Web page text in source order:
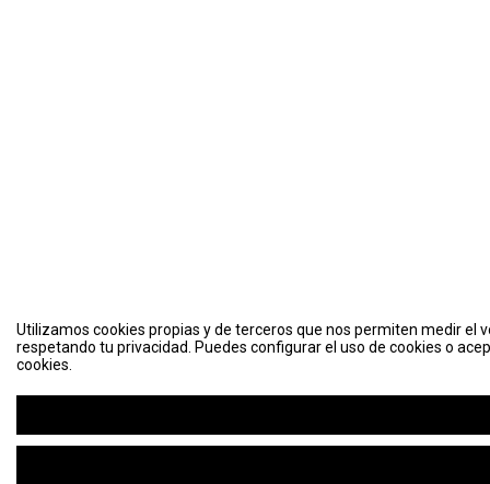
Utilizamos cookies propias y de terceros que nos permiten medir el
respetando tu privacidad. Puedes configurar el uso de cookies o
cookies.